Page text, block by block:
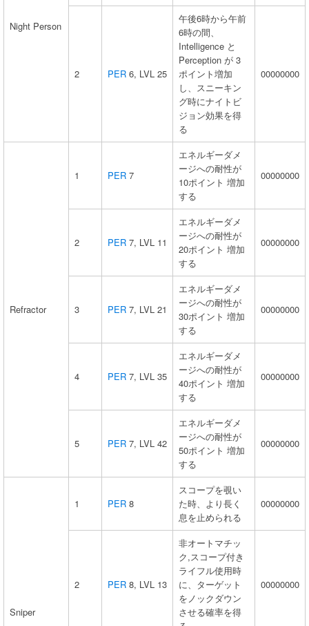
Night Person
2 PER 6, LVL 25
午後6時から午前
6時の間、
Intelligence と
Perception が 3
ポイント増加
し、スニーキン
グ時にナイトビ
ジョン効果を得
る
00000000
Refractor
1 PER 7
エネルギーダメ
ージへの耐性が
10ポイント 増加
する
00000000
2 PER 7, LVL 11
エネルギーダメ
ージへの耐性が
20ポイント 増加
する
00000000
3 PER 7, LVL 21
エネルギーダメ
ージへの耐性が
30ポイント 増加
する
00000000
4 PER 7, LVL 35
エネルギーダメ
ージへの耐性が
40ポイント 増加
する
00000000
5 PER 7, LVL 42
エネルギーダメ
ージへの耐性が
50ポイント 増加
する
00000000
Sniper
1 PER 8
スコープを覗い
た時、より長く
息を止められる
00000000
2 PER 8, LVL 13
非オートマチッ
ク,スコープ付き
ライフル使用時
に、ターゲット
をノックダウン
させる確率を得
00000000